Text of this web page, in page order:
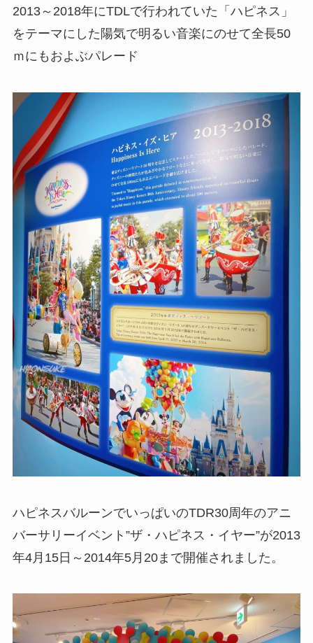
2013～2018年にTDLで行われていた「ハピネス」
をテーマにした陽気で明るい音楽にのせて全長50
ｍにもおよぶパレード
ハピネスバルーンでいっぱいのTDR30周年のアニ
バーサリーイベント”ザ・ハピネス・イヤー”が2013
年4月15日～2014年5月20まで開催されました。